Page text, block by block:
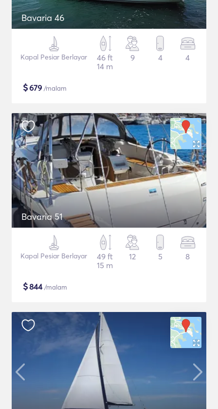
Bavaria 46
Kapal Pesiar Berlayar
46 ft
14 m
9 4 4
$679 /malam
Bavaria 51
Kapal Pesiar Berlayar
49 ft
15 m
12 5 8
$844/malam